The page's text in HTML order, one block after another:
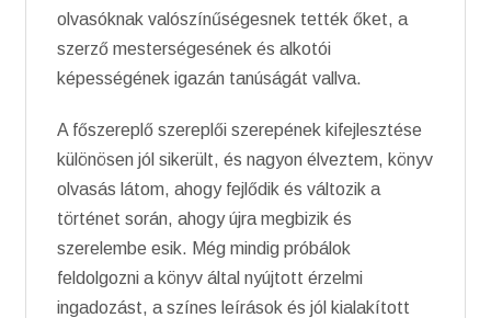
olvasóknak valószínűségesnek tették őket, a
szerző mesterségesének és alkotói
képességének igazán tanúságát vallva.
A főszereplő szereplői szerepének kifejlesztése
különösen jól sikerült, és nagyon élveztem, könyv
olvasás látom, ahogy fejlődik és változik a
történet során, ahogy újra megbizik és
szerelembe esik. Még mindig próbálok
feldolgozni a könyv által nyújtott érzelmi
ingadozást, a színes leírások és jól kialakított